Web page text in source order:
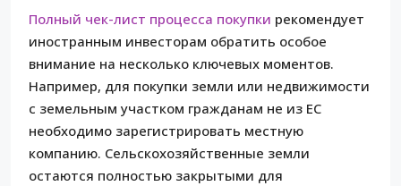
Полный чек-лист процесса покупки рекомендует
иностранным инвесторам обратить особое
внимание на несколько ключевых моментов.
Например, для покупки земли или недвижимости
с земельным участком гражданам не из ЕС
необходимо зарегистрировать местную
компанию. Сельскохозяйственные земли
остаются полностью закрытыми для